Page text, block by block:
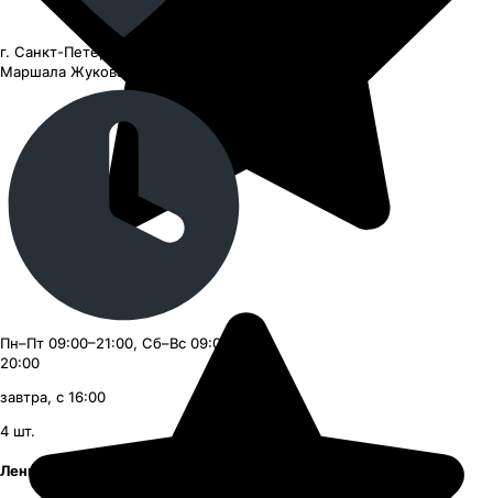
г. Санкт-Петербург, проспект
Маршала Жукова, 78
Пн–Пт 09:00–21:00, Сб–Вс 09:00–
20:00
завтра, с 16:00
4 шт.
Ленинский проспект